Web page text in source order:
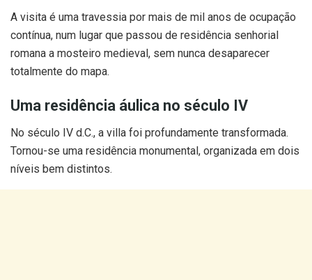
A visita é uma travessia por mais de mil anos de ocupação
contínua, num lugar que passou de residência senhorial
romana a mosteiro medieval, sem nunca desaparecer
totalmente do mapa.
Uma residência áulica no século IV
No século IV d.C., a villa foi profundamente transformada.
Tornou-se uma residência monumental, organizada em dois
níveis bem distintos.